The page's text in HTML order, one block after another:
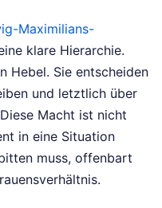
Maximilians-
klare Hierarchie.
Hebel. Sie entscheiden
und letztlich über
Macht ist nicht
in eine Situation
muss, offenbart